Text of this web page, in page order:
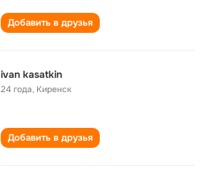
Добавить в друзья
ivan kasatkin
24 года, Киренск
Добавить в друзья